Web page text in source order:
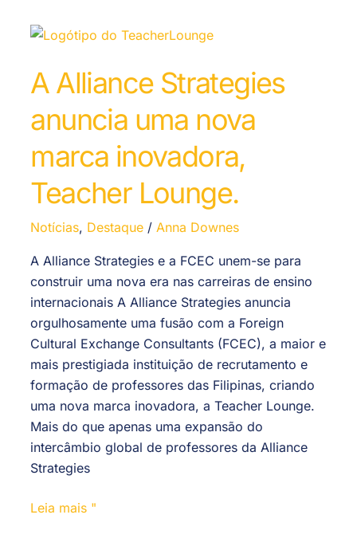
A Alliance Strategies
anuncia uma nova
marca inovadora,
Teacher Lounge.
Notícias, Destaque / Anna Downes
A Alliance Strategies e a FCEC unem-se para
construir uma nova era nas carreiras de ensino
internacionais A Alliance Strategies anuncia
orgulhosamente uma fusão com a Foreign
Cultural Exchange Consultants (FCEC), a maior e
mais prestigiada instituição de recrutamento e
formação de professores das Filipinas, criando
uma nova marca inovadora, a Teacher Lounge.
Mais do que apenas uma expansão do
intercâmbio global de professores da Alliance
Strategies
Leia mais "